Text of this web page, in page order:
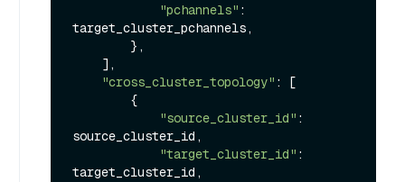
"pchannels" :
target_cluster_pchannels,
"cross_cluster_topology" : [
"source_cluster_id" :
source_cluster_id,
"target_cluster_id" :
target_cluster_id,